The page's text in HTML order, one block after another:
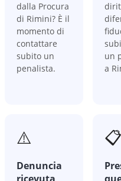
dalla Procura
di Rimini? È il
momento di
contattare
subito un
penalista.
un
a
⚠️
Denuncia
📋